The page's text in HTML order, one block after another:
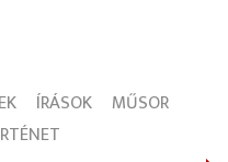
ÍRÁSOK
MŰSOR